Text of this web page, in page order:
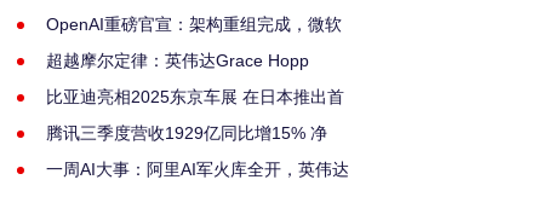
OpenAI重磅官宣：架构重组完成，微软
超越摩尔定律：英伟达Grace Hopp
比亚迪亮相2025东京车展 在日本推出首
腾讯三季度营收1929亿同比增15% 净
一周AI大事：阿里AI军火库全开，英伟达